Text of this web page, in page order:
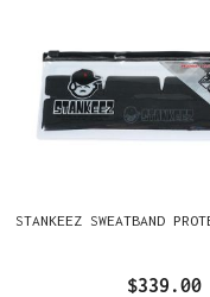
STANKEEZ SWEATBAND
$339.00